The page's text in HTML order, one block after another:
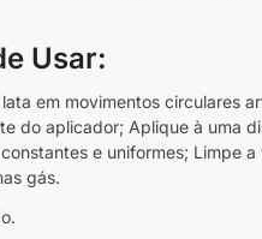
Usar:
em movimentos circulares
do aplicador; Aplique à uma
e uniformes; Limpe
gás.